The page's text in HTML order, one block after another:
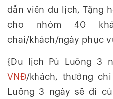
dẫn viên du lịch, Tặng
cho nhóm 40
chai/khách/ngày phục
{Du lịch Pù Luông 3
VNĐ/khách, thường
Luông 3 ngày sẽ đi